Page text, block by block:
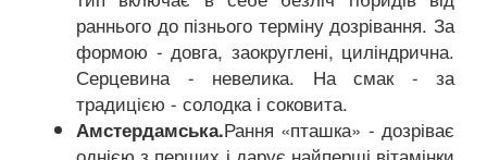
раннього до пізнього терміну дозрівання. За
формою - довга, заокруглені, циліндрична.
Серцевина - невелика. На смак - за
традицією - солодка і соковита.
Амстердамська.Рання «пташка» - дозріває